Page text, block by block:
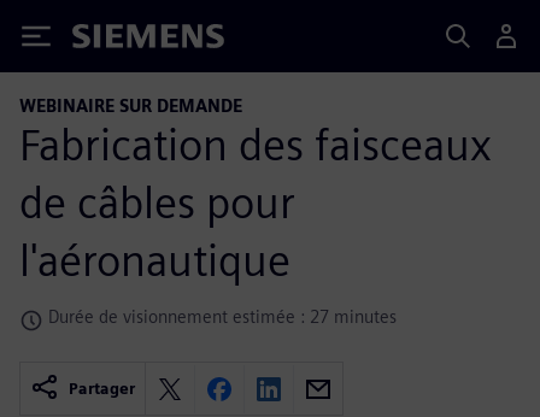
Siemens
WEBINAIRE SUR DEMANDE
Fabrication des faisceaux
de câbles pour
l'aéronautique
Durée de visionnement estimée : 27 minutes
Partager